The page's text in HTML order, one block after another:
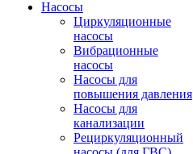
Насосы
Циркуляционные
насосы
Вибрационные
насосы
Насосы для
повышения давления
Насосы для
канализации
Рециркуляционный